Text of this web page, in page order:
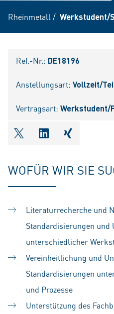
Rheinmetall / Werkstudent/
Ref.-Nr.: DE18196
Anstellungsart: Vollzeit/
Vertragsart: Werkstudent/
shareOntwitter
shareOnlinkedIn
WOFÜR WIR SIE
Literaturrecherche und
Standardisierungen und
unterschiedlicher
Vereinheitlichung und
Standardisierungen
und Prozesse
Unterstützung des